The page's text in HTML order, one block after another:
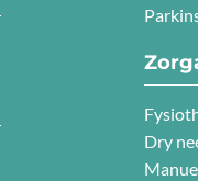
Dry